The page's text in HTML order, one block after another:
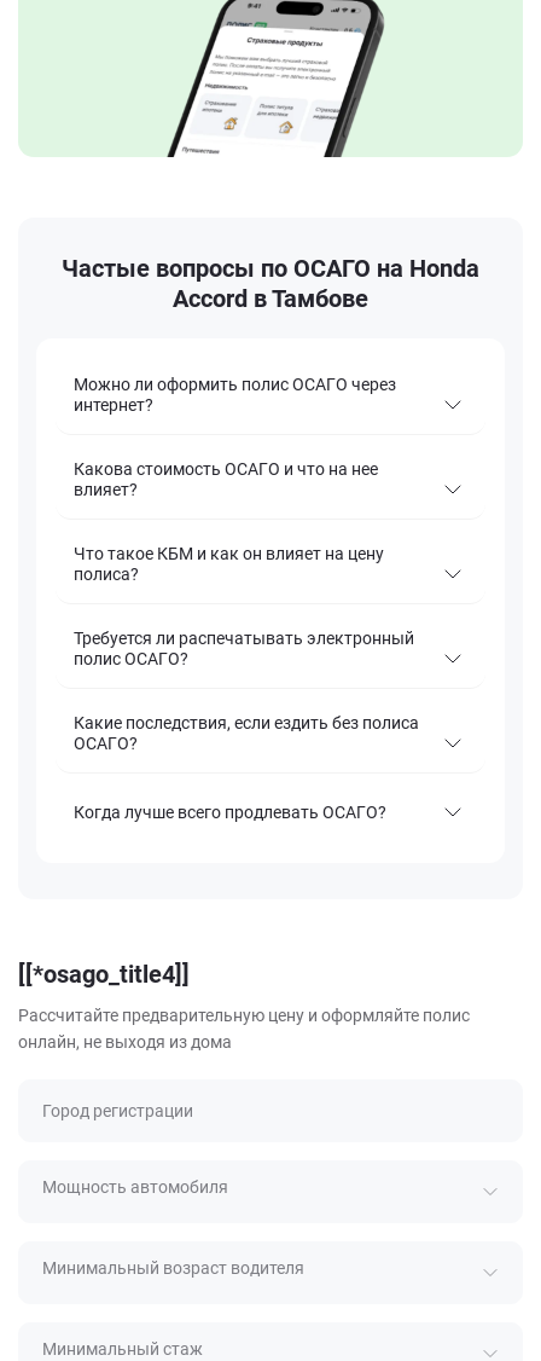
Частые вопросы по ОСАГО на Honda
Accord в Тамбове
Можно ли оформить полис ОСАГО через
интернет?
Какова стоимость ОСАГО и что на нее
влияет?
Что такое КБМ и как он влияет на цену
полиса?
Требуется ли распечатывать электронный
полис ОСАГО?
Какие последствия, если ездить без полиса
ОСАГО?
Когда лучше всего продлевать ОСАГО?
[[*osago_title4]]
Рассчитайте предварительную цену и оформляйте полис
онлайн, не выходя из дома
Город регистрации
Мощность автомобиля
Минимальный возраст водителя
Минимальный стаж